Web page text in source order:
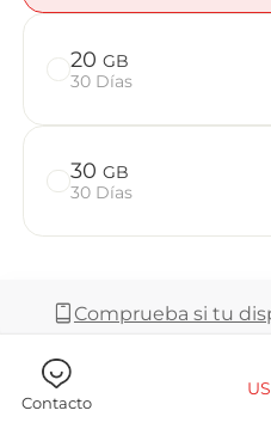
Elija
Instale
20 GB
30 Días
30 GB
30 Días
Comprueba si tu
Cobertura y Red
Contacto